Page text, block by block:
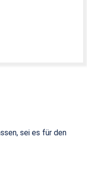
sei es für den